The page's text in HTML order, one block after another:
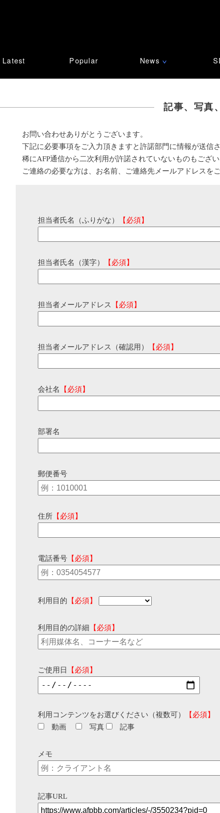
Latest Popular News ∨
記事、写真
お問い合わせありがとうございます。
下記に必要事項をご入力頂きますと許諾部門に情報が送信
稀にAFP通信から二次利用が許諾されていないものもござ
ご連絡の必要な方は、お名前、ご連絡先メールアドレスを
担当者氏名（ふりがな） 【必須】
担当者氏名（漢字） 【必須】
担当者メールアドレス 【必須】
担当者メールアドレス（確認用） 【必須】
会社名 【必須】
部署名
郵便番号
住所 【必須】
電話番号 【必須】
利用目的 【必須】
利用目的の詳細 【必須】
ご使用日 【必須】
利用コンテンツをお選びください（複数可）
【必須】
動画
写真 記事
メモ
記事URL